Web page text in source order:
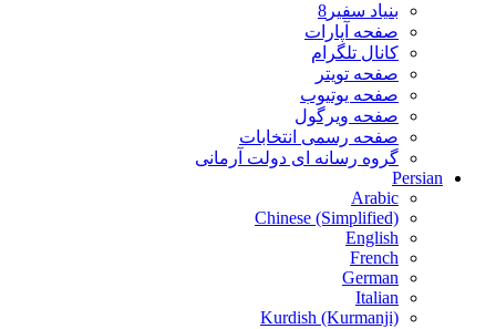
بنیاد سفیر8
صفحه آپارات
کانال تلگرام
صفحه تویتر
صفحه یوتیوب
صفحه ویرگول
صفحه رسمی انتخابات
گروه رسانه ای دولت آرمانی
Persian
Arabic
Chinese (Simplified)
English
French
German
Italian
Kurdish (Kurmanji)